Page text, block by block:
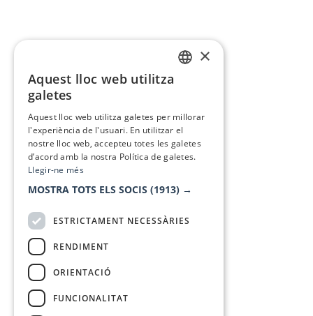
×
Aquest lloc web utilitza
galetes
Aquest lloc web utilitza galetes per millorar
l'experiència de l'usuari. En utilitzar el
nostre lloc web, accepteu totes les galetes
d’acord amb la nostra Política de galetes.
Llegir-ne més
MOSTRA TOTS ELS SOCIS (1913) →
ESTRICTAMENT NECESSÀRIES
RENDIMENT
ORIENTACIÓ
FUNCIONALITAT